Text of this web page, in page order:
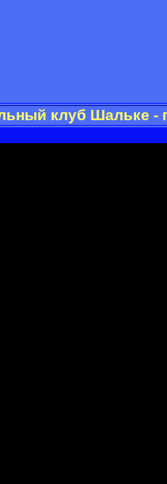
клуб Шальке -